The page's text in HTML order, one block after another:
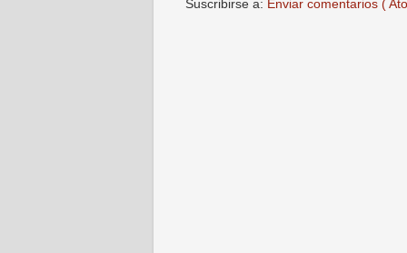
Suscribirse a: Enviar comentarios (